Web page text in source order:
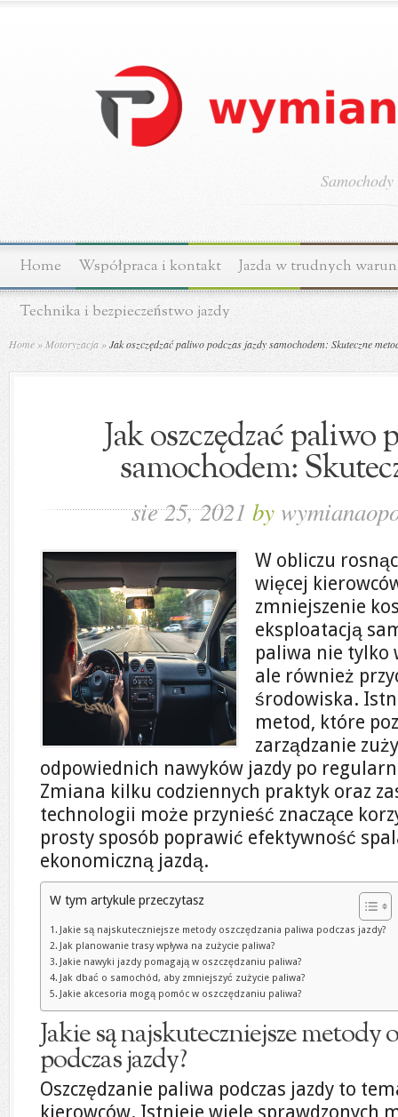
Home Współpraca i kontakt Jazda w trudnych
Technika i bezpieczeństwo jazdy
Home » Motoryzacja »Jak oszczędzać paliwo podczas jazdy samochodem: Skuteczne
Jak oszczędzać paliwo
samochodem:
sie 25, 2021 by
W obliczu
więcej
zmniejszenie
eksploatacją
paliwa nie tylko
ale również
środowiska.
metod, które
zarządzanie
odpowiednich nawyków jazdy po
Zmiana kilku codziennych praktyk oraz
technologii może przynieść znaczące
prosty sposób poprawić efektywność
ekonomiczną jazdą.
W tym artykule przeczytasz
Jakie są najskuteczniejsze metody oszczędzania paliwa podczas jazdy?
Jak planowanie trasy wpływa na zużycie paliwa?
Jakie nawyki jazdy pomagają w oszczędzaniu paliwa?
Jak dbać o samochód, aby zmniejszyć zużycie paliwa?
Jakie akcesoria mogą pomóc w oszczędzaniu paliwa?
Jakie są najskuteczniejsze metody
podczas jazdy?
Oszczędzanie paliwa podczas jazdy to
kierowców. Istnieje wiele sprawdzonych